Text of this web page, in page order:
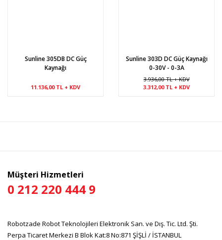
Sunline 305DB DC Güç
Kaynağı
11.136,00 TL + KDV
Sunline 303D DC Güç Kaynağı
0-30V - 0-3A
3.936,00 TL + KDV
3.312,00 TL + KDV
Müşteri Hizmetleri
0 212 220 444 9
Robotzade Robot Teknolojileri Elektronik San. ve Dış. Tic. Ltd. Şti.
Perpa Ticaret Merkezi B Blok Kat:8 No:871 ŞİŞLİ / İSTANBUL